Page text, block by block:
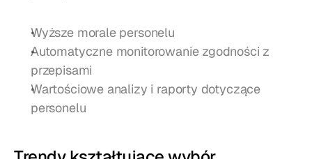
Wyższe morale personelu
Automatyczne monitorowanie zgodności z
przepisami
Wartościowe analizy i raporty dotyczące
personelu